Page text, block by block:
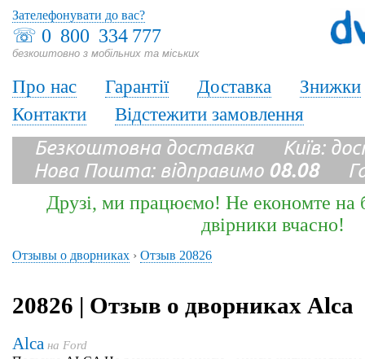
☏ 0 800 334 777
безкоштовно з мобільних та міських
Зателефонувати до вас?
Про нас Гарантії Доставка
Знижки
Контакти
Відстежити замовлення
Безкоштовна доставка Київ:
Нова Пошта: відправимо 08.08
Друзі, ми працюємо! Не економте на
двірники вчасно!
Отзывы о дворниках › Отзыв 20826
20826 | Отзыв о дворниках Alca
Alca на Ford